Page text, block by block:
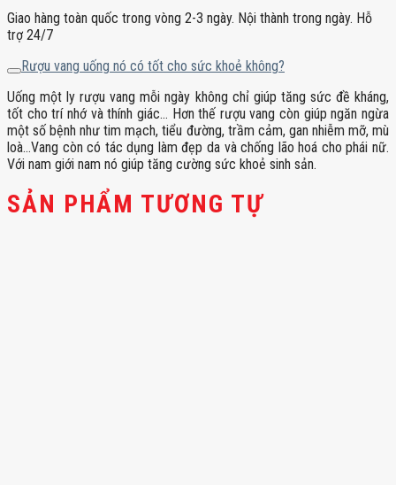
Giao hàng toàn quốc trong vòng 2-3 ngày. Nội thành trong ngày. Hỗ
trợ 24/7
Rượu vang uống nó có tốt cho sức khoẻ không?
Uống một ly rượu vang mỗi ngày không chỉ giúp tăng sức đề kháng,
tốt cho trí nhớ và thính giác… Hơn thế rượu vang còn giúp ngăn ngừa
một số bệnh như tim mạch, tiểu đường, trầm cảm, gan nhiễm mỡ, mù
loà…Vang còn có tác dụng làm đẹp da và chống lão hoá cho phái nữ.
Với nam giới nam nó giúp tăng cường sức khoẻ sinh sản.
SẢN PHẨM TƯƠNG TỰ